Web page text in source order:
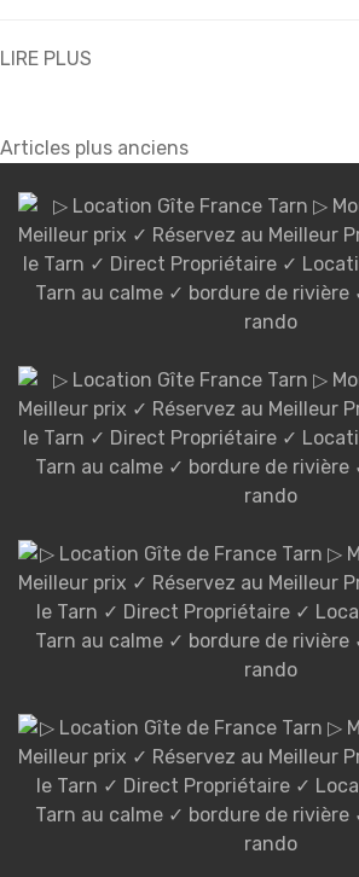
LIRE PLUS
Navigation
des
articles
Articles plus anciens